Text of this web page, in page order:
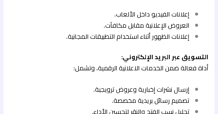
إعلانات الفيديو داخل الألعاب.
العروض الإعلانية مقابل مكافآت.
إعلانات الظهور أثناء استخدام التطبيقات المجانية.
التسويق عبر البريد الإلكتروني:
أداة فعالة ضمن الخدمات الاعلانية الرقمية، وتشمل:
إرسال نشرات إخبارية وعروض ترويجية.
تصميم رسائل بريدية مخصصة.
تحليل نسب الفتح والنقر لتحسين الأداء.